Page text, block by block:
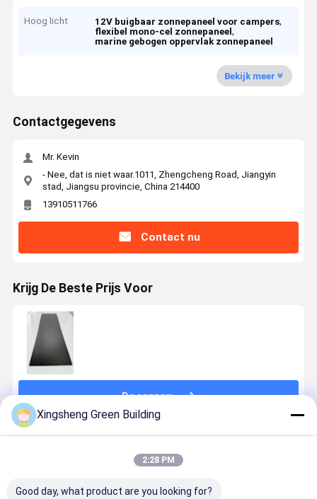
Hoog licht 12V buigbaar zonnepaneel voor campers,
flexibel mono-cel zonnepaneel,
marine gebogen oppervlak zonnepaneel
Bekijk meer
Contactgegevens
Mr. Kevin
- Nee, dat is niet waar.1011, Zhengcheng Road, Jiangyin
stad, Jiangsu provincie, China 214400
13910511766
Contact nu
Krijg De Beste Prijs Voor
Doorgaan
Xingsheng Green Building
2:28 PM
Good day, what product are you looking for?